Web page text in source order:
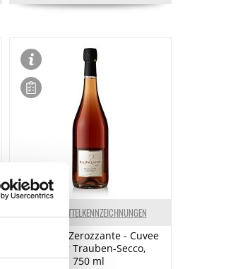
LEBENSMITTELKENNZEICHNUNGEN
Raumland Zerozzante - Cuvee
No. 2 Roter Trauben-Secco,
alkoholfrei, 750 ml